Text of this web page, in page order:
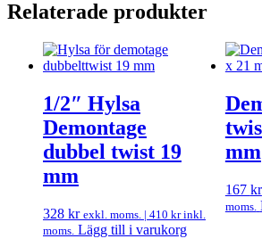
Relaterade produkter
1/2″ Hylsa
Demontage
dubbel twist 19
mm
328 kr exkl. moms. | 410 krinkl.
moms. Lägg till i varukorg
mm
167 kr
moms.